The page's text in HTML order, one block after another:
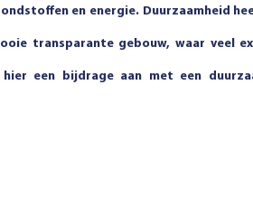
en energie. Duurzaamheid
transparante gebouw, waar veel
hier een bijdrage aan met een